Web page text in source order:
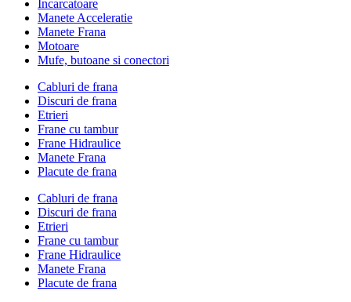
Incarcatoare
Manete Acceleratie
Manete Frana
Motoare
Mufe, butoane si conectori
Cabluri de frana
Discuri de frana
Etrieri
Frane cu tambur
Frane Hidraulice
Manete Frana
Placute de frana
Cabluri de frana
Discuri de frana
Etrieri
Frane cu tambur
Frane Hidraulice
Manete Frana
Placute de frana